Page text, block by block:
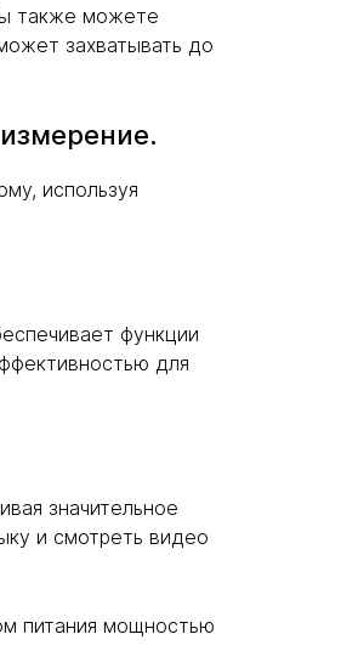
также можете
захватывать до
используя
функции
для
значительное
и смотреть видео
питания мощностью